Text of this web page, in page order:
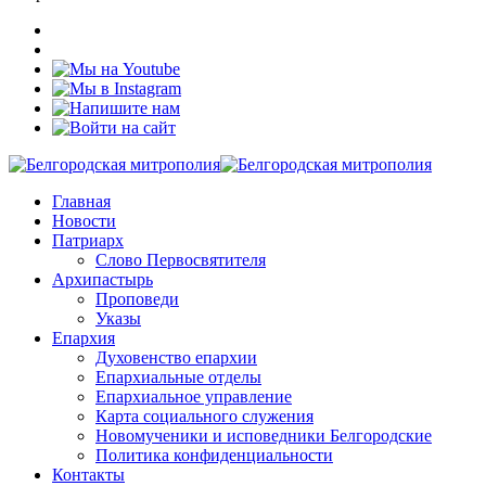
Главная
Новости
Патриарх
Слово Первосвятителя
Архипастырь
Проповеди
Указы
Епархия
Духовенство епархии
Епархиальные отделы
Епархиальное управление
Карта социального служения
Новомученики и исповедники Белгородские
Политика конфиденциальности
Контакты